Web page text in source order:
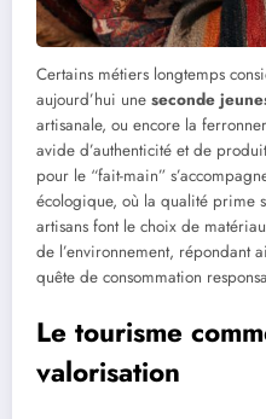
Certains métiers longtemps
aujourd’hui une seconde
artisanale, ou encore la
avide d’authenticité et de
pour le “fait-main”
écologique, où la qualité prime
artisans font le choix de
de l’environnement, répondant
quête de consommation
Le tourisme
valorisation